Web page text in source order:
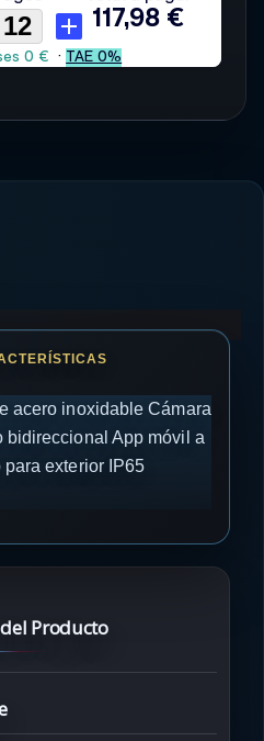
acero inoxidable Cámara
bidireccional App móvil a
exterior IP65
Producto